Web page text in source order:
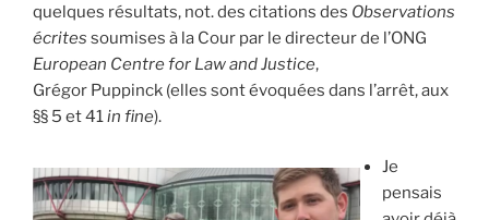
quelques résultats, not. des citations des Observations
écrites soumises à la Cour par le directeur de l’ONG
European Centre for Law and Justice,
Grégor Puppinck (elles sont évoquées dans l’arrêt, aux
§§ 5 et 41in fine).
Je
pensais